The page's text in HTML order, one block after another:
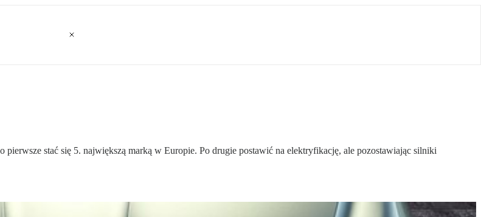
stać się 5. największą marką w Europie. Po drugie postawić na elektryfikację, ale pozostawiając silniki